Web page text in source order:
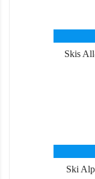
Skis
Ski